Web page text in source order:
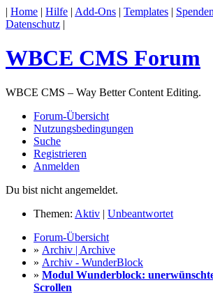
| Home | Hilfe | Add-Ons | Templates | Spenden
Datenschutz |
WBCE CMS Forum
WBCE CMS – Way Better Content Editing.
Forum-Übersicht
Nutzungsbedingungen
Suche
Registrieren
Anmelden
Du bist nicht angemeldet.
Themen: Aktiv | Unbeantwortet
Forum-Übersicht
» Archiv | Archive
» Archiv - WunderBlock
» Modul Wunderblock:
Scrollen